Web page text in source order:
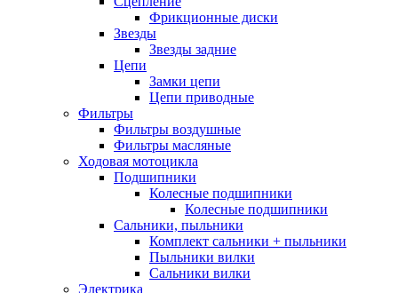
Фрикционные диски
Звезды
Звезды задние
Цепи
Замки цепи
Цепи приводные
Фильтры
Фильтры воздушные
Фильтры масляные
Ходовая мотоцикла
Подшипники
Колесные подшипники
Колесные подшипники
Сальники, пыльники
Комплект сальники + пыльники
Пыльники вилки
Сальники вилки
Электрика